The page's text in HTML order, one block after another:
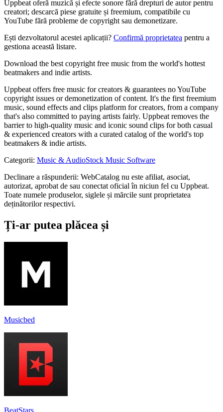
Uppbeat oferă muzică și efecte sonore fără drepturi de autor pentru
creatori; descarcă piese gratuite și freemium, compatibile cu
YouTube fără probleme de copyright sau demonetizare.
Ești dezvoltatorul acestei aplicații? Confirmă proprietatea pentru a
gestiona această listare.
Download the best copyright free music from the world's hottest
beatmakers and indie artists.
Uppbeat offers free music for creators & guarantees no YouTube
copyright issues or demonetization of content. It's the first freemium
music, sound effects and clips platform for creators, from a company
that's also committed to paying artists fairly. Uppbeat removes the
barrier to high-quality music and iconic sound clips for both casual
& experienced creators with a curated catalog of the world's top
beatmakers & indie artists.
Categorii: Music & AudioStock Music Software
Declinare a răspunderii: WebCatalog nu este afiliat, asociat,
autorizat, aprobat de sau conectat oficial în niciun fel cu Uppbeat.
Toate numele produselor, siglele și mărcile sunt proprietatea
deținătorilor respectivi.
Ți-ar putea plăcea și
Musicbed
BeatStars